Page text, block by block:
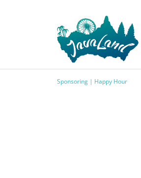
Sponsoring | Happy Hour